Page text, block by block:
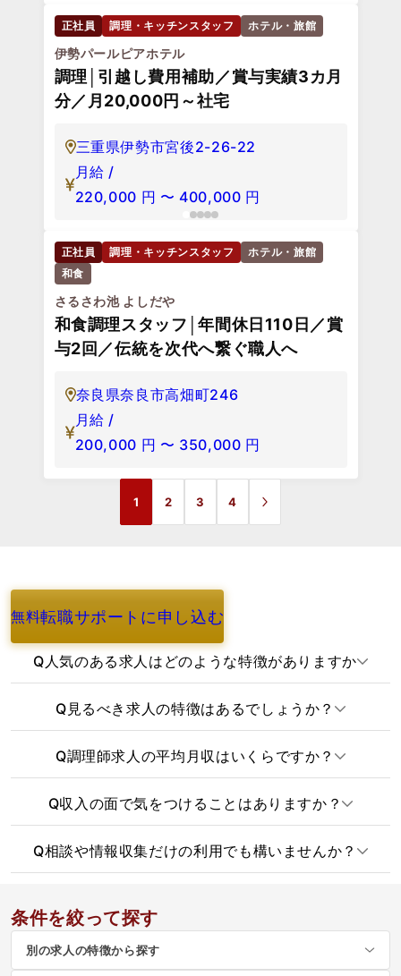
正社員 調理・キッチンスタッフ ホテル・旅館
伊勢パールピアホテル
調理│引越し費用補助／賞与実績3カ月
分／月20,000円～社宅
三重県伊勢市宮後2-26-22
月給 /
220,000 円 〜 400,000 円
正社員 調理・キッチンスタッフ
ホテル・旅館
和食
さるさわ池 よしだや
和食調理スタッフ│年間休日110日／賞
与2回／伝統を次代へ繋ぐ職人へ
奈良県奈良市高畑町246
月給 /
200,000 円 〜 350,000 円
1 2 3 4
無料転職サポートに申し込む
よくあるご質問
Q人気のある求人はどのような特徴がありますか
Q 見るべき求人の特徴はあるでしょうか？
Q調理師求人の平均月収はいくらですか？
Q収入の面で気をつけることはありますか？
Q相談や情報収集だけの利用でも構いませんか？
条件を絞って探す
別の求人の特徴から探す